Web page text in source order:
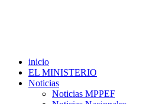
inicio
EL MINISTERIO
Noticias
Noticias MPPEF